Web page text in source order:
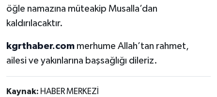
öğle namazına müteakip Musalla’dan
kaldırılacaktır.
kgrthaber.commerhume Allah’tan rahmet,
ailesi ve yakınlarına başsağlığı dileriz.
Kaynak: HABER MERKEZİ